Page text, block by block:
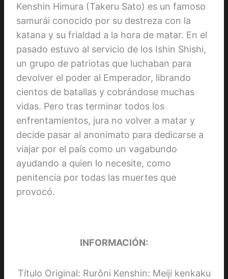
Kenshin Himura (Takeru Sato) es un famoso
samurái conocido por su destreza con la
katana y su frialdad a la hora de matar. En el
pasado estuvo al servicio de los Ishin Shishi,
un grupo de patriotas que luchaban para
devolver el poder al Emperador, librando
cientos de batallas y cobrándose muchas
vidas. Pero tras terminar todos los
enfrentamientos, jura no volver a matar y
decide pasar al anonimato para dedicarse a
viajar por el país como un vagabundo
ayudando a quien lo necesite, como
penitencia por todas las muertes que
provocó.
INFORMACIÓN:
Título Original: Rurôni Kenshin: Meiji kenkaku